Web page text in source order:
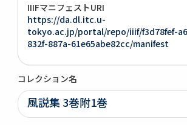
IIIFマニフェストURI
https://da.dl.itc.u-
tokyo.ac.jp/portal/repo/iiif/f3d78fef-
832f-887a-61e65abe82cc/manifest
コレクション名
風説集 3巻附1巻